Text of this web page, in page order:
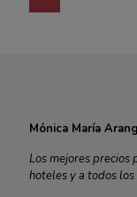
Mónica María
Los mejores precios
hoteles y a todos